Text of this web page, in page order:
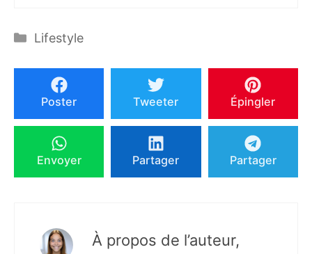
Catégories
Lifestyle
Poster Tweeter Épingler
Envoyer Partager Partager
À propos de l’auteur,